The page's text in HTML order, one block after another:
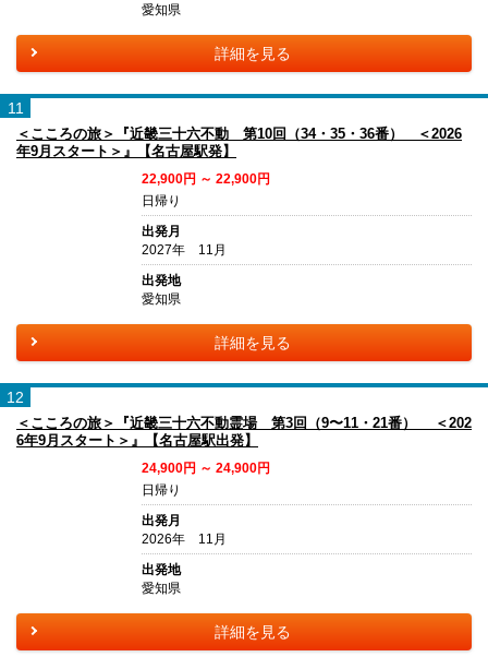
愛知県
詳細を見る
11
＜こころの旅＞『近畿三十六不動 第10回（34・35・36番） ＜2026
年9月スタート＞』【名古屋駅発】
22,900円 ～ 22,900円
日帰り
出発月
2027年 11月
出発地
愛知県
詳細を見る
12
＜こころの旅＞『近畿三十六不動霊場 第3回（9〜11・21番） ＜202
6年9月スタート＞』【名古屋駅出発】
24,900円 ～ 24,900円
日帰り
出発月
2026年 11月
出発地
愛知県
詳細を見る